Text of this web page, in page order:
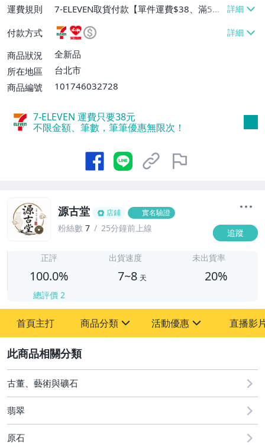
運費規則
7-ELEVEN取貨付款【單件運費$38、滿5件
或消費滿$1298免運費】、7-ELEVEN取貨
不付款【免運費】、萊爾富取貨付款【單件
運費$60、滿5件或消費滿$1298免運
費】、宅配/貨運【單件運費$120、滿5件
付款方式
商品狀況
全新品
所在地區
台北市
商品編號
101746032728
7-ELEVEN 運費只要38元
不限金額、筆數，筆筆優惠無限次！
源古堂 店鋪 實名驗證
粉絲數 7 25分鐘前上線 追蹤
正評
100.0%
總評價 2
出貨速度
7~8 天
未出貨率
20%
首頁主打 商品分類
其它
活動優惠
[全店] 周年慶
[全店] 粉絲專享
直播影
古董、藝術與礦石
翡翠
原石